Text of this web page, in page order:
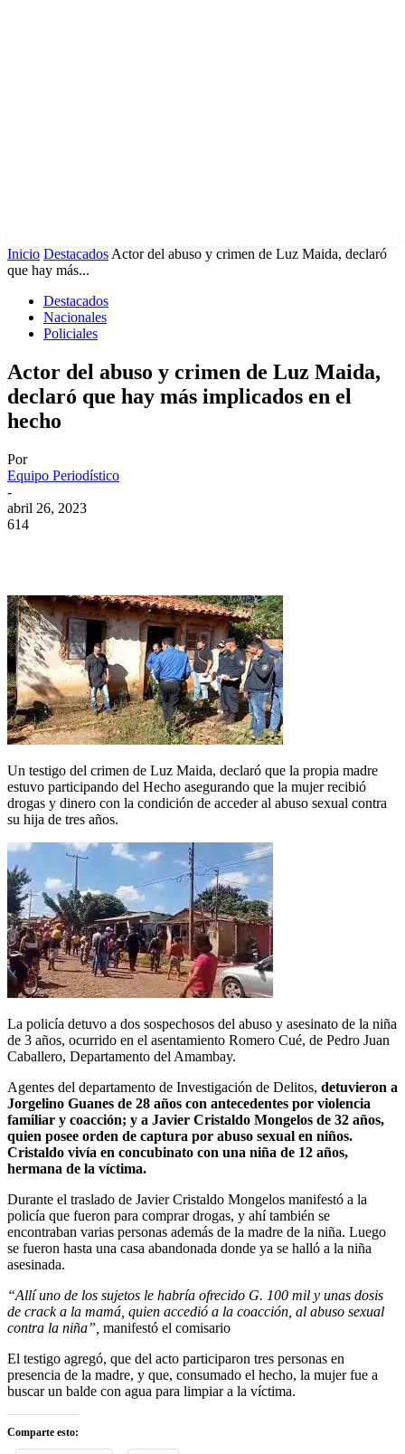
Inicio Destacados Actor del abuso y crimen de Luz Maida, declaró
que hay más...
Destacados
Nacionales
Policiales
Actor del abuso y crimen de Luz Maida,
declaró que hay más implicados en el
hecho
Por
Equipo Periodístico
-
abril 26, 2023
614
Un testigo del crimen de Luz Maida, declaró que la propia madre
estuvo participando del Hecho asegurando que la mujer recibió
drogas y dinero con la condición de acceder al abuso sexual contra
su hija de tres años.
La policía detuvo a dos sospechosos del abuso y asesinato de la niña
de 3 años, ocurrido en el asentamiento Romero Cué, de Pedro Juan
Caballero, Departamento del Amambay.
Agentes del departamento de Investigación de Delitos, detuvieron a
Jorgelino Guanes de 28 años con antecedentes por violencia
familiar y coacción; y a Javier Cristaldo Mongelos de 32 años,
quien posee orden de captura por abuso sexual en niños.
Cristaldo vivía en concubinato con una niña de 12 años,
hermana de la víctima.
Durante el traslado de Javier Cristaldo Mongelos manifestó a la
policía que fueron para comprar drogas, y ahí también se
encontraban varias personas además de la madre de la niña. Luego
se fueron hasta una casa abandonada donde ya se halló a la niña
asesinada.
“Allí uno de los sujetos le habría ofrecido G. 100 mil y unas dosis
de crack a la mamá, quien accedió a la coacción, al abuso sexual
contra la niña”, manifestó el comisario
El testigo agregó, que del acto participaron tres personas en
presencia de la madre, y que, consumado el hecho, la mujer fue a
buscar un balde con agua para limpiar a la víctima.
Comparte esto: